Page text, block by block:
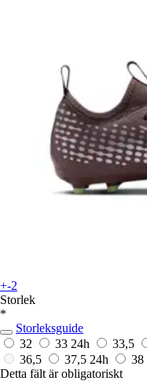
+-2
Storlek
*
Storleksguide
32
33 24h 33,5
36,5
37,5 24h 38
Detta fält är obligatoriskt